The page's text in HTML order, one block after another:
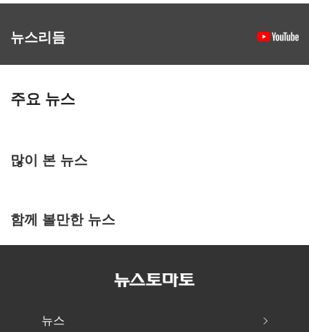
뉴스리듬
주요 뉴스
많이 본 뉴스
함께 볼만한 뉴스
뉴스